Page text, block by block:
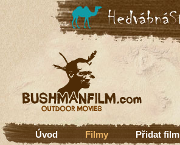
Úvod Filmy Přidat film